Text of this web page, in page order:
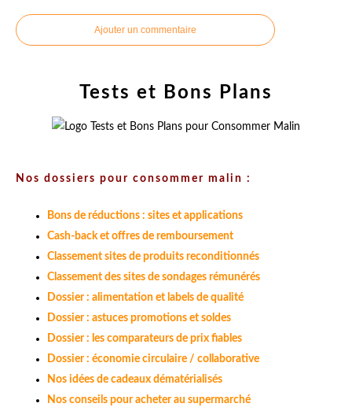
Ajouter un commentaire
Tests et Bons Plans
Nos dossiers pour consommer malin :
Bons de réductions : sites et applications
Cash-back et offres de remboursement
Classement sites de produits reconditionnés
Classement des sites de sondages rémunérés
Dossier : alimentation et labels de qualité
Dossier : astuces promotions et soldes
Dossier : les comparateurs de prix fiables
Dossier : économie circulaire / collaborative
Nos idées de cadeaux dématérialisés
Nos conseils pour acheter au supermarché